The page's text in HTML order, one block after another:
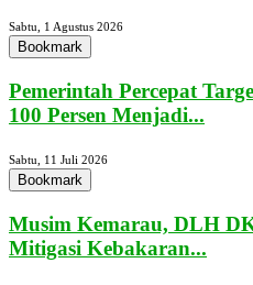
Sabtu, 1 Agustus 2026
Bookmark
Pemerintah Percepat
100 Persen Menjadi...
Sabtu, 11 Juli 2026
Bookmark
Musim Kemarau, DLH
Mitigasi Kebakaran...